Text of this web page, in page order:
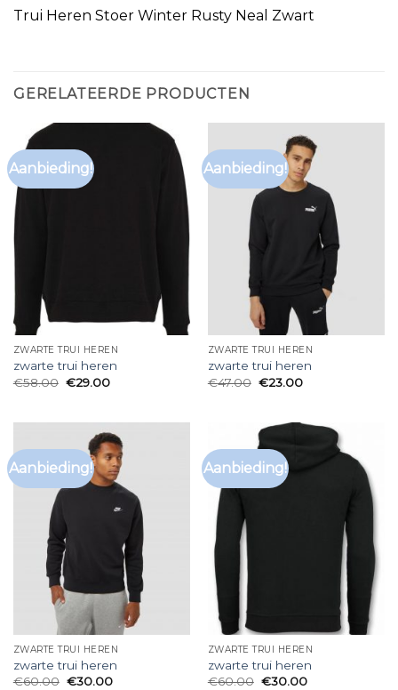
Trui Heren Stoer Winter Rusty Neal Zwart
GERELATEERDE PRODUCTEN
Aanbieding!
ZWARTE TRUI HEREN
zwarte trui heren
€58.00 €29.00
Aanbieding!
ZWARTE TRUI HEREN
zwarte trui heren
€47.00 €23.00
Aanbieding!
ZWARTE TRUI HEREN
zwarte trui heren
€60.00 €30.00
Aanbieding!
ZWARTE TRUI HEREN
zwarte trui heren
€60.00 €30.00